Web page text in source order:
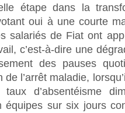
étape dans la
oui à une courte
salariés de Fiat ont
c’est-à-dire une
des pauses
de l’arrêt maladie,
d’absentéisme
équipes sur six jours